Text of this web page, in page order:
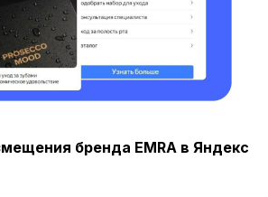
бренда EMRA в Яндекс